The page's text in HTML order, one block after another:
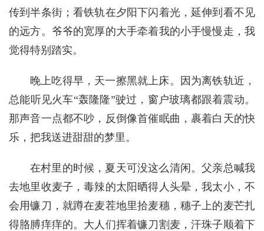
传到半条街；看铁轨在夕阳下闪着光，延伸到看不见
的远方。爷爷的宽厚的大手牵着我的小手慢慢走，我
觉得特别踏实。
晚上吃得早，天一擦黑就上床。因为离铁轨近，
总能听见火车“轰隆隆”驶过，窗户玻璃都跟着震动。
那声音一点都不吵，反倒像首催眠曲，裹着白天的快
乐，把我送进甜甜的梦里。
在村里的时候，夏天可没这么清闲。父亲总喊我
去地里收麦子，毒辣的太阳晒得人头晕，我太小，不
会用镰刀，就蹲在麦茬地里拾麦穗，穗子上的麦芒扎
得胳膊痒痒的。大人们挥着镰刀割麦，汗珠子顺着下